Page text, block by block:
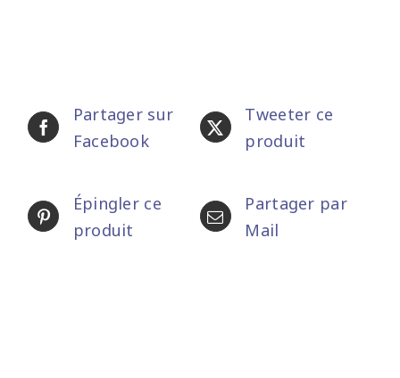
Partager sur
Facebook
Tweeter ce
produit
Épingler ce
produit
Partager par
Mail